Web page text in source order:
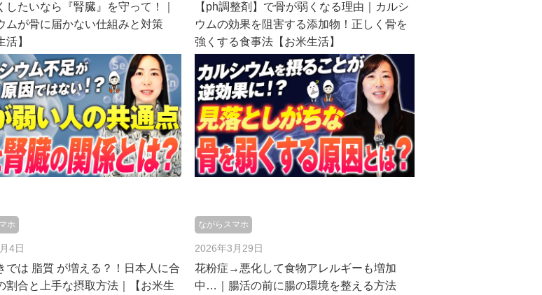
したいなら『腎臓』を守って！｜
ムが骨に届かない仕組みと対策
活】
【ph調整剤】で骨が弱くなる理由｜カルシ
ウムの効果を阻害する添加物！正しく骨を
強くする食事法【お米生活】
ホ
4日
では 脂質 が増える？！日本人に合
割合と上手な摂取方法｜【お米生
ながらスマホ
2026年3月29日
花粉症→悪化して食物アレルギーも増加
中…｜腸活の前に腸の環境を整える方法